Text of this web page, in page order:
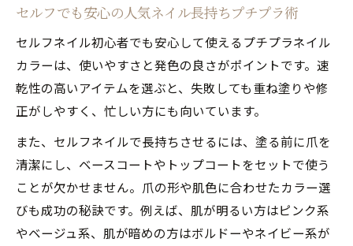
セルフでも安心の人気ネイル長持ちプチプラ術
セルフネイル初心者でも安心して使えるプチプラネイル
カラーは、使いやすさと発色の良さがポイントです。速
乾性の高いアイテムを選ぶと、失敗しても重ね塗りや修
正がしやすく、忙しい方にも向いています。
また、セルフネイルで長持ちさせるには、塗る前に爪を
清潔にし、ベースコートやトップコートをセットで使う
ことが欠かせません。爪の形や肌色に合わせたカラー選
びも成功の秘訣です。例えば、肌が明るい方はピンク系
やベージュ系、肌が暗めの方はボルドーやネイビー系が